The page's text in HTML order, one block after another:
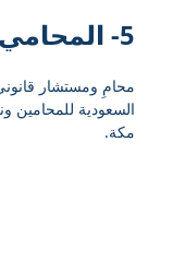
5- المحامي فهد بن محمد بارباع
محامِ ومستشار
السعودية للمحامين
مكة.